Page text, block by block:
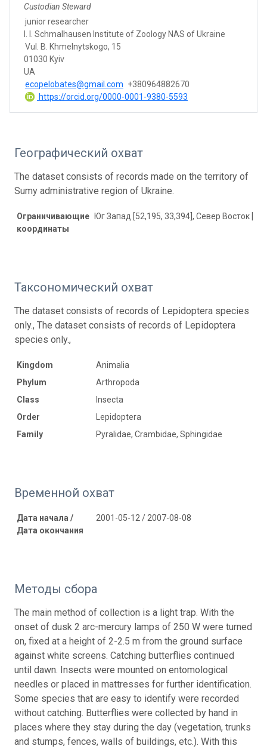
Custodian Steward
junior researcher
I. I. Schmalhausen Institute of Zoology NAS of Ukraine
Vul. B. Khmelnytskogo, 15
01030 Kyiv
UA
ecopelobates@gmail.com +380964882670
https://orcid.org/0000-0001-9380-5593
Географический охват
The dataset consists of records made on the territory of
Sumy administrative region of Ukraine.
Ограничивающие
координаты
Юг Запад [52,195, 33,394], Север Восток
Таксономический охват
The dataset consists of records of Lepidoptera species
only., The dataset consists of records of Lepidoptera
species only.,
Kingdom
Animalia
Phylum
Arthropoda
Class
Insecta
Order
Lepidoptera
Family
Pyralidae, Crambidae, Sphingidae
Временной охват
Дата начала /
Дата окончания
2001-05-12 / 2007-08-08
Методы сбора
The main method of collection is a light trap. With the
onset of dusk 2 arc-mercury lamps of 250 W were turned
on, fixed at a height of 2-2.5 m from the ground surface
against white screens. Catching butterflies continued
until dawn. Insects were mounted on entomological
needles or placed in mattresses for further identification.
Some species that are easy to identify were recorded
without catching. Butterflies were collected by hand in
places where they stay during the day (vegetation, trunks
and stumps, fences, walls of buildings, etc.). With this